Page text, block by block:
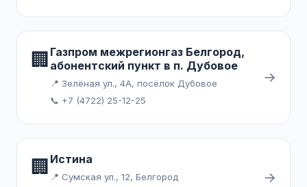
🏢 Газпром межрегионгаз Белгород,
абонентский пункт в п. Дубовое
📍 Зелёная ул., 4А, посёлок Дубовое
📞 +7 (4722) 25-12-25
→
🏢 Истина
📍 Сумская ул., 12, Белгород
→